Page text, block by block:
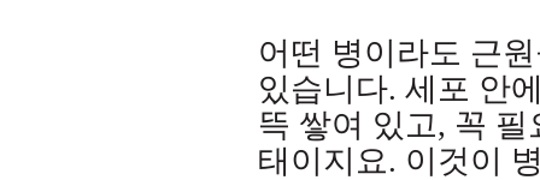
어떤 병이라도 근
있습니다. 세포 안
뜩 쌓여 있고, 꼭 필
태이지요. 이것이